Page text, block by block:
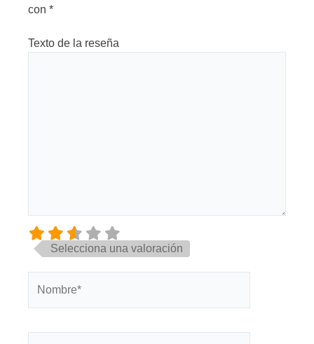
con *
Texto de la reseña
Selecciona una valoración